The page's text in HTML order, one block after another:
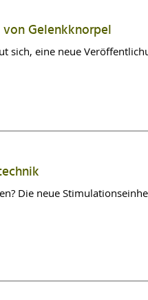
Gelenkknorpel
sich, eine neue
Die neue